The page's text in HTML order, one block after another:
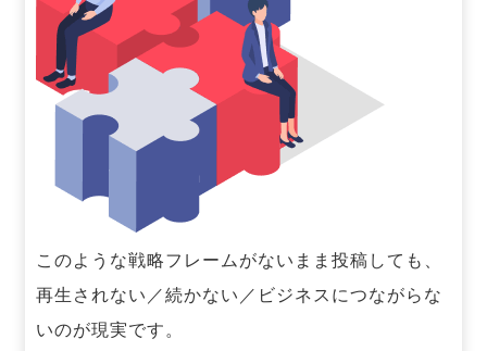
このような戦略フレームがないまま投稿しても、
再生されない／続かない／ビジネスにつながらな
いのが現実です。